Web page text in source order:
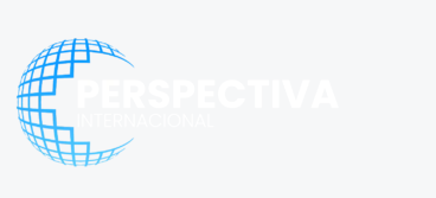
contenido